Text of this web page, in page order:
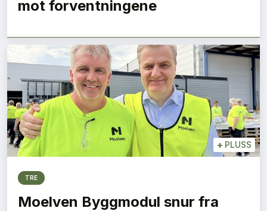
mot forventningene
+ PLUSS
TRE
Moelven Byggmodul snur fra